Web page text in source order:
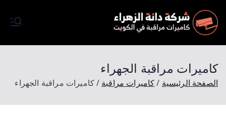
مراقبة
شركة تركيب كاميرات مرقبة
في الكويت كاميرات مراقبة
وتتميز شركتنا باسعارها المميزة
كاميرات مراقبة الجهراء
الصفحة الرئيسية كاميرات مراقبة كاميرات مراقبة الجهراء